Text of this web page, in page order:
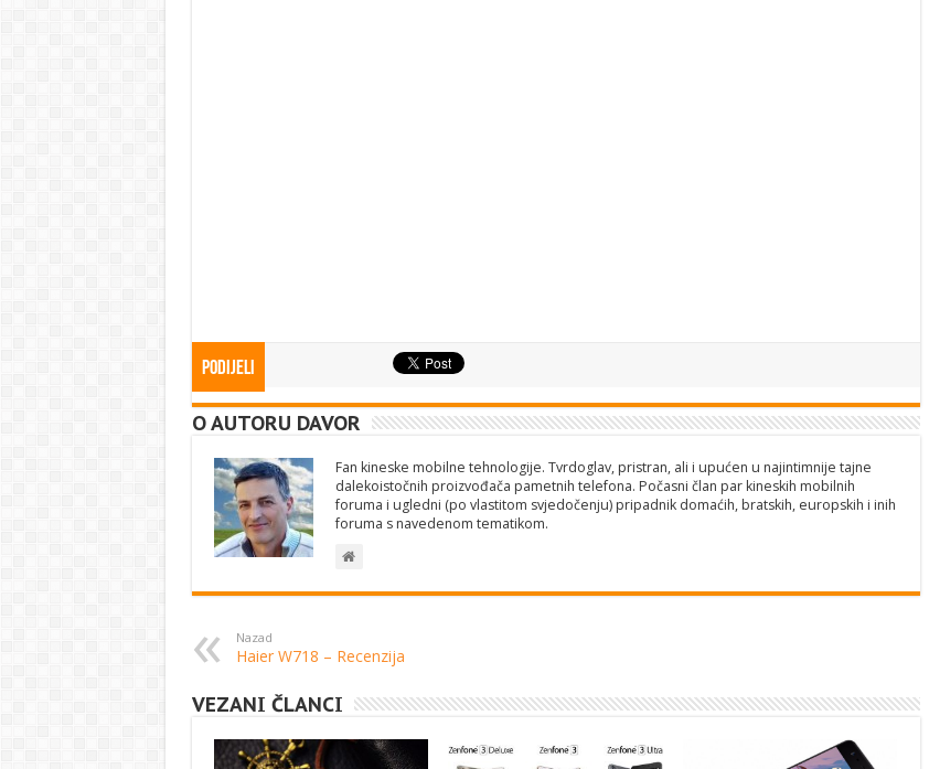
Podijeli
O AUTORU DAVOR
Fan kineske mobilne tehnologije. Tvrdoglav, pristran, ali i upućen u najintimnije tajne
dalekoistočnih proizvođača pametnih telefona. Počasni član par kineskih mobilnih
foruma i ugledni (po vlastitom svjedočenju) pripadnik domaćih, bratskih, europskih i inih
foruma s navedenom tematikom.
Nazad
Haier W718 – Recenzija
VEZANI ČLANCI